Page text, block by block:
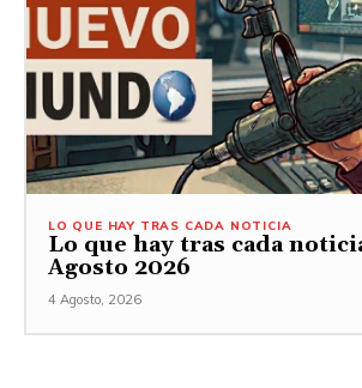
LO QUE HAY TRAS CADA NOTICIA
Lo que hay tras cada
Agosto 2026
4 Agosto, 2026